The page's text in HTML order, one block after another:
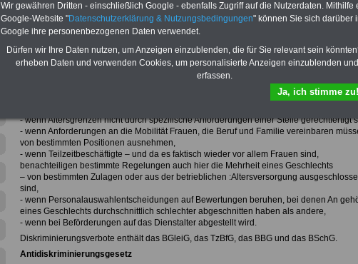
Diskriminierung, unmittelbare-mittelbare
Unmittelbare Diskriminierung ist, wenn eine Frau, einfach weil sie Frau ist („Das ist kein
Arbeitsplatz für eine Frau") oder weil bestimmte Merkmale (z. B. Schwangerschaft) zu
Benachteiligungen führen. Das muss nicht näher erklärt werden.
Mittelbare Diskriminierung ist, wenn scheinbar neutrale Vorschriften, Maßnahmen,
oder Verfahren schließlich doch zu Benachteiligungen führen (z. B. -
Entgeltdiskriminierung). Mittelbar diskriminierend kann es sich für Frauen auswirken
- wenn keine :Stellenausschreibung erfolgt, sondern Bewerberinnen aus dem
- wenn Altersgrenzen nicht durch spezifische Anforderungen einer Stelle gerechtfertigt
- wenn Anforderungen an die Mobilität Frauen, die Beruf und Familie vereinbaren
von bestimmten Positionen ausnehmen,
- wenn Teilzeitbeschäftigte – und da es faktisch wieder vor allem Frauen sind,
benachteiligen bestimmte Regelungen auch hier die Mehrheit eines Geschlechts
– von bestimmten Zulagen oder aus der betrieblichen :Altersversorgung
sind,
- wenn Personalauswahlentscheidungen auf Bewertungen beruhen, bei denen An
eines Geschlechts durchschnittlich schlechter abgeschnitten haben als andere,
- wenn bei Beförderungen auf das Dienstalter abgestellt wird.
Diskriminierungsverbote enthält das BGleiG, das TzBfG, das BBG und das BSchG.
Antidiskriminierungsgesetz
Wir gewähren Dritten - einschließlich Google - ebenfalls Zugriff auf die Nutzerdaten. Mithilfe
Google-Website "Datenschutzerklärung & Nutzungsbedingungen" können Sie sich darüber
Google ihre personenbezogenen Daten verwendet.
Dürfen wir Ihre Daten nutzen, um Anzeigen einzublenden, die für Sie relevant sein
erheben Daten und verwenden Cookies, um personalisierte Anzeigen einzublenden
erfassen.
Ja, ich stimme zu!